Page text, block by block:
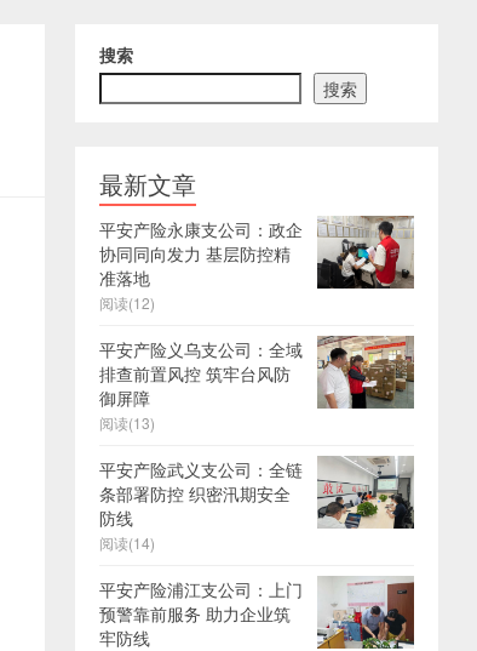
搜索
搜索
最新文章
平安产险永康支公司：政企
协同同向发力 基层防控精
准落地
阅读(12)
平安产险义乌支公司：全域
排查前置风控 筑牢台风防
御屏障
阅读(13)
平安产险武义支公司：全链
条部署防控 织密汛期安全
防线
阅读(14)
平安产险浦江支公司：上门
预警靠前服务 助力企业筑
牢防线